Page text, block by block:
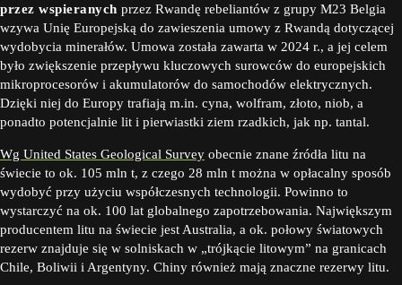
przez wspieranych przez Rwandę rebeliantów z grupy M23 Belgia
wzywa Unię Europejską do zawieszenia umowy z Rwandą dotyczącej
wydobycia minerałów. Umowa została zawarta w 2024 r., a jej celem
było zwiększenie przepływu kluczowych surowców do europejskich
mikroprocesorów i akumulatorów do samochodów elektrycznych.
Dzięki niej do Europy trafiają m.in. cyna, wolfram, złoto, niob, a
ponadto potencjalnie lit i pierwiastki ziem rzadkich, jak np. tantal.
Wg United States Geological Survey obecnie znane źródła litu na
świecie to ok. 105 mln t, z czego 28 mln t można w opłacalny sposób
wydobyć przy użyciu współczesnych technologii. Powinno to
wystarczyć na ok. 100 lat globalnego zapotrzebowania. Największym
producentem litu na świecie jest Australia, a ok. połowy światowych
rezerw znajduje się w solniskach w „trójkącie litowym” na granicach
Chile, Boliwii i Argentyny. Chiny również mają znaczne rezerwy litu.